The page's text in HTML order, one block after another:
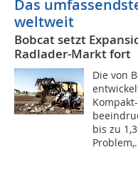
Das
weltweit
Bobcat setzt
Radlader-Markt fort
Die von
bis zu